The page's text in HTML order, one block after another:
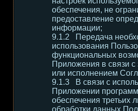
обеспечения, не
предоставление
информации;
Передача
использования
функциональных
Приложения в связи
или исполнением
В связи с
Приложении
обеспечения третьих
обработки данных